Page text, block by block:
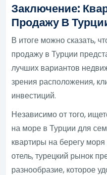
Заключение:
Продажу В
В итоге можно сказать,
продажу в Турции
лучших вариантов
зрения расположения,
инвестиций.
Независимо от того,
на море в Турции для
квартиры на берегу
отель, турецкий рынок
разнообразие, которое